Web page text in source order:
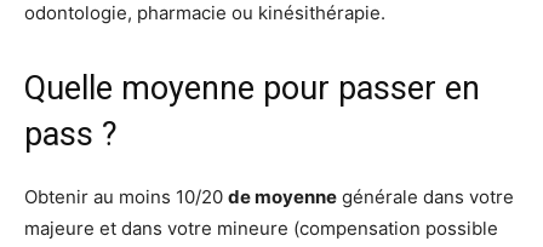
odontologie, pharmacie ou kinésithérapie.
Quelle moyenne pour passer en
pass ?
Obtenir au moins 10/20 de moyenne générale dans votre
majeure et dans votre mineure (compensation possible